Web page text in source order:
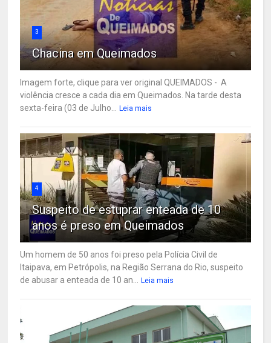
3
Chacina em Queimados
Imagem forte, clique para ver original QUEIMADOS - A
violência cresce a cada dia em Queimados. Na tarde desta
sexta-feira (03 de Julho...
Leia mais
4
Suspeito de estuprar enteada de 10
anos é preso em Queimados
Um homem de 50 anos foi preso pela Polícia Civil de
Itaipava, em Petrópolis, na Região Serrana do Rio, suspeito
de abusar a enteada de 10 an...
Leia mais